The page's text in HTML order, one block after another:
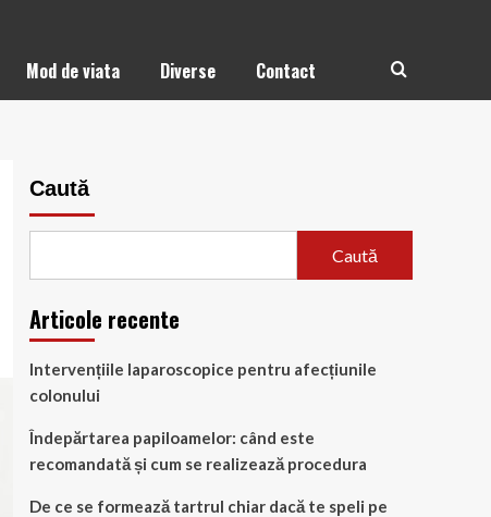
Mod de viata Diverse Contact
Caută
Caută
Articole recente
Intervențiile laparoscopice pentru afecțiunile
colonului
Îndepărtarea papiloamelor: când este
recomandată și cum se realizează procedura
De ce se formează tartrul chiar dacă te speli pe